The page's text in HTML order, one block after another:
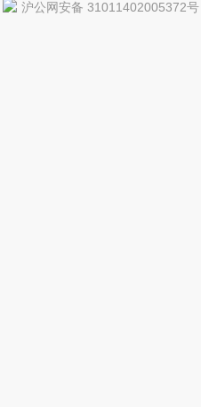
沪公网安备 31011402005372号